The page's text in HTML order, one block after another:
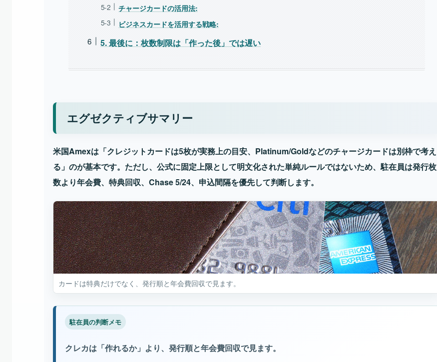
チャージカードの活用法:
ビジネスカードを活用する戦略:
5. 最後に：枚数制限は「作った後」では遅い
エグゼクティブサマリー
米国Amexは「クレジットカードは5枚が実務上の目安、Platinum/Goldなどのチャージカードは別枠で考え
る」のが基本です。ただし、公式に固定上限として明文化された単純ルールではないため、駐在員は発行枚
数より年会費、特典回収、Chase 5/24、申込間隔を優先して判断します。
カードは特典だけでなく、発行順と年会費回収で見ます。
駐在員の判断メモ
クレカは「作れるか」より、発行順と年会費回収で見ます。